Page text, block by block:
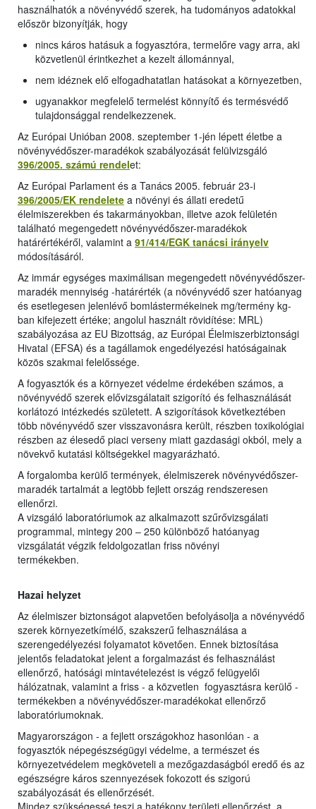
használhatók a növényvédő szerek, ha tudományos adatokkal
először bizonyítják, hogy
nincs káros hatásuk a fogyasztóra, termelőre vagy arra, aki
közvetlenül érintkezhet a kezelt állománnyal,
nem idéznek elő elfogadhatatlan hatásokat a környezetben,
ugyanakkor megfelelő termelést könnyítő és termésvédő
tulajdonsággal rendelkezzenek.
Az Európai Unióban 2008. szeptember 1-jén lépett életbe a
növényvédőszer-maradékok szabályozását felülvizsgáló
396/2005. számú rendelet:
Az Európai Parlament és a Tanács 2005. február 23-i
396/2005/EK rendelete a növényi és állati eredetű
élelmiszerekben és takarmányokban, illetve azok felületén
található megengedett növényvédőszer-maradékok
határértékéről, valamint a 91/414/EGK tanácsi irányelv
módosításáról.
Az immár egységes maximálisan megengedett növényvédőszer-
maradék mennyiség -határérték (a növényvédő szer hatóanyag
és esetlegesen jelenlévő bomlástermékeinek mg/termény kg-
ban kifejezett értéke; angolul használt rövidítése: MRL)
szabályozása az EU Bizottság, az Európai Élelmiszerbiztonsági
Hivatal (EFSA) és a tagállamok engedélyezési hatóságainak
közös szakmai felelőssége.
A fogyasztók és a környezet védelme érdekében számos, a
növényvédő szerek elővizsgálatait szigorító és felhasználását
korlátozó intézkedés született. A szigorítások következtében
több növényvédő szer visszavonásra került, részben toxikológiai
részben az élesedő piaci verseny miatt gazdasági okból, mely a
növekvő kutatási költségekkel magyarázható.
A forgalomba kerülő termények, élelmiszerek növényvédőszer-
maradék tartalmát a legtöbb fejlett ország rendszeresen
ellenőrzi.
A vizsgáló laboratóriumok az alkalmazott szűrővizsgálati
programmal, mintegy 200 – 250 különböző hatóanyag
vizsgálatát végzik feldolgozatlan friss növényi
termékekben.
Hazai helyzet
Az élelmiszer biztonságot alapvetően befolyásolja a növényvédő
szerek környezetkímélő, szakszerű felhasználása a
szerengedélyezési folyamatot követően. Ennek biztosítása
jelentős feladatokat jelent a forgalmazást és felhasználást
ellenőrző, hatósági mintavételezést is végző felügyelői
hálózatnak, valamint a friss - a közvetlen fogyasztásra kerülő -
termékekben a növényvédőszer-maradékokat ellenőrző
laboratóriumoknak.
Magyarországon - a fejlett országokhoz hasonlóan - a
fogyasztók népegészségügyi védelme, a természet és
környezetvédelem megköveteli a mezőgazdaságból eredő és az
egészségre káros szennyezések fokozott és szigorú
szabályozását és ellenőrzését.